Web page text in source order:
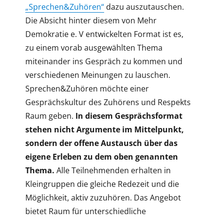
„Sprechen&Zuhören“dazu auszutauschen.
Die Absicht hinter diesem von Mehr
Demokratie e. V entwickelten Format ist es,
zu einem vorab ausgewählten Thema
miteinander ins Gespräch zu kommen und
verschiedenen Meinungen zu lauschen.
Sprechen&Zuhören möchte einer
Gesprächskultur des Zuhörens und Respekts
Raum geben. In diesem Gesprächsformat
stehen nicht Argumente im Mittelpunkt,
sondern der offene Austausch über das
eigene Erleben zu dem oben genannten
Thema. Alle Teilnehmenden erhalten in
Kleingruppen die gleiche Redezeit und die
Möglichkeit, aktiv zuzuhören. Das Angebot
bietet Raum für unterschiedliche